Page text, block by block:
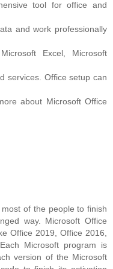
tool for office and
and work professionally
Excel, Microsoft
services. Office setup can
about Microsoft Office
of the people to finish
way. Microsoft Office
Office 2019, Office 2016,
Microsoft program is
version of the Microsoft